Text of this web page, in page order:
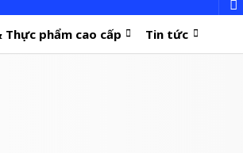
Thực phẩm cao cấp Tin tức